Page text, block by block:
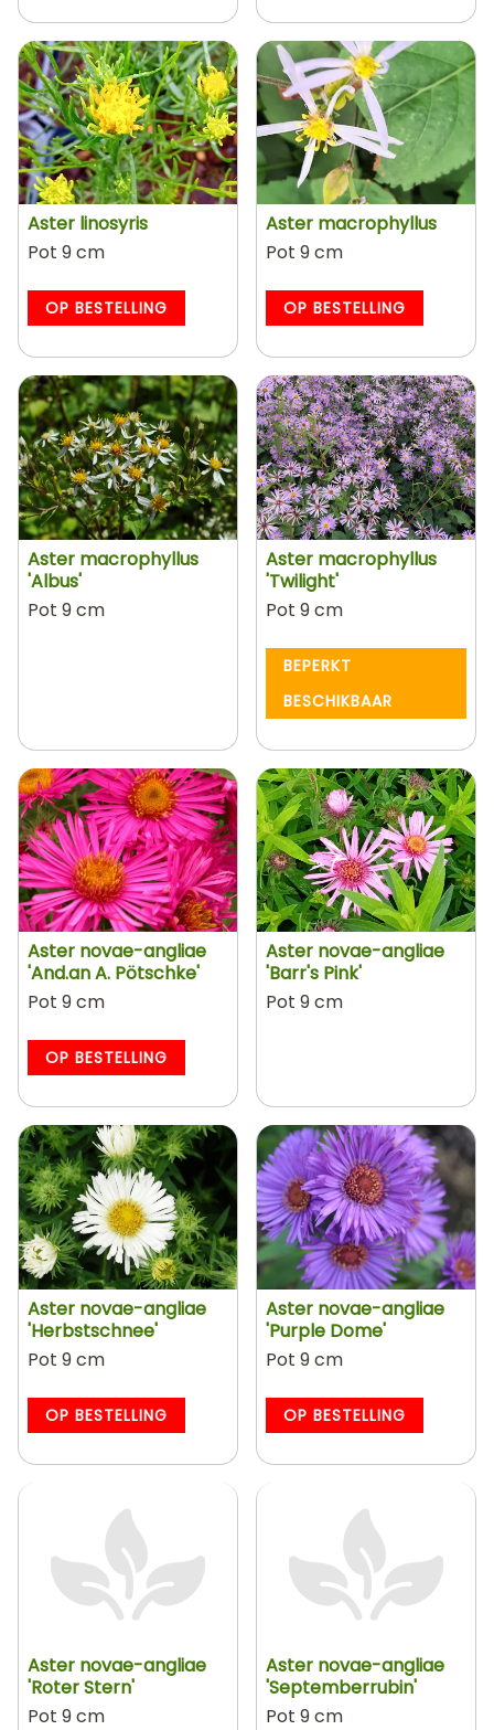
Aster linosyris
Pot 9 cm
OP BESTELLING
Aster macrophyllus
Pot 9 cm
OP BESTELLING
Aster macrophyllus
'Albus'
Pot 9 cm
Aster macrophyllus
'Twilight'
Pot 9 cm
BEPERKT
BESCHIKBAAR
Aster novae-angliae
'And.an A. Pötschke'
Pot 9 cm
OP BESTELLING
Aster novae-angliae
'Barr's Pink'
Pot 9 cm
Aster novae-angliae
'Herbstschnee'
Pot 9 cm
OP BESTELLING
Aster novae-angliae
'Purple Dome'
Pot 9 cm
OP BESTELLING
Aster novae-angliae
'Roter Stern'
Pot 9 cm
Aster novae-angliae
'Septemberrubin'
Pot 9 cm